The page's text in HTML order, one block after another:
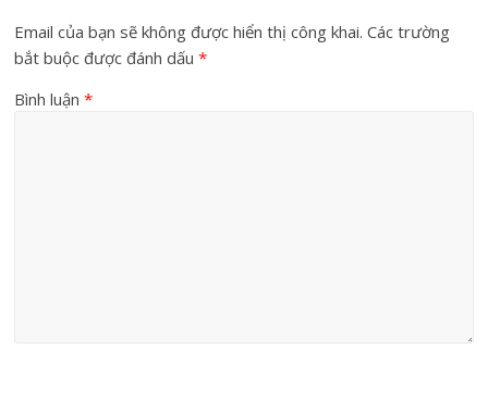
Email của bạn sẽ không được hiển thị công khai. Các trường
bắt buộc được đánh dấu*
Bình luận*